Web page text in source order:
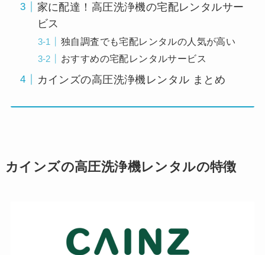
家に配達！高圧洗浄機の宅配レンタルサー
ビス
独自調査でも宅配レンタルの人気が高い
おすすめの宅配レンタルサービス
カインズの高圧洗浄機レンタル まとめ
カインズの高圧洗浄機レンタルの特徴